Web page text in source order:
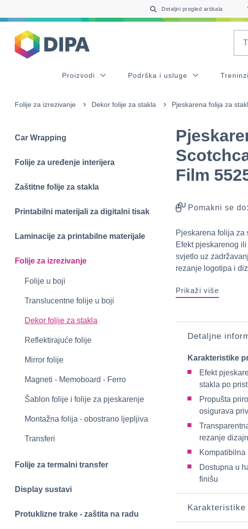
Detaljni pregled artikala
Proizvodi Podrška i usluge
Folije za izrezivanje Dekor folije za stakla Pjeskarena folija za
Car Wrapping
Folije za uređenje interijera
Zaštitne folije za stakla
Printabilni materijali za digitalni tisak
Laminacije za printabilne materijale
Folije za izrezivanje
Folije u boji
Translucentne folije u boji
Dekor folije za stakla
Reflektirajuće folije
Mirror folije
Magneti - Memoboard - Ferro
Šablon folije i folije za pjeskarenje
Montažna folija - obostrano ljepljiva
Transferi
Folije za termalni transfer
Display sustavi
Protuklizne trake - zaštita na radu
Film
Pomakni se do:
Pjeskarena folija
Efekt pjeskarenog
svjetlo uz
rezanje logotipa i
Prikaži više
Detaljne
Karakteristike
Efekt
stakla po
Propušta
osigurava
rezanje
Kompatibilna
Dostupna u
finišu
Karakteristike